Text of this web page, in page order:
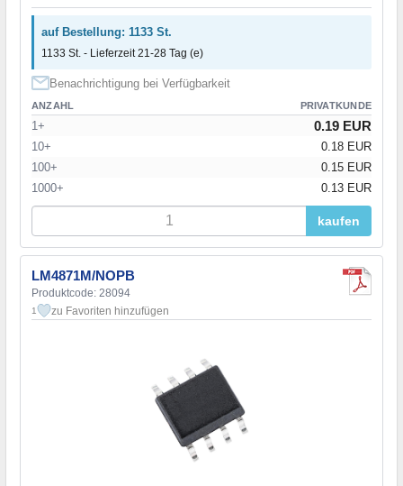
auf Bestellung: 1133 St.
1133 St. - Lieferzeit 21-28 Tag (e)
Benachrichtigung bei Verfügbarkeit
ANZAHL PRIVATKUNDE
1+ 0.19 EUR
10+
0.18 EUR
100+
0.15 EUR
1000+
0.13 EUR
kaufen
LM4871M/NOPB
Produktcode: 28094
1 zu Favoriten hinzufügen